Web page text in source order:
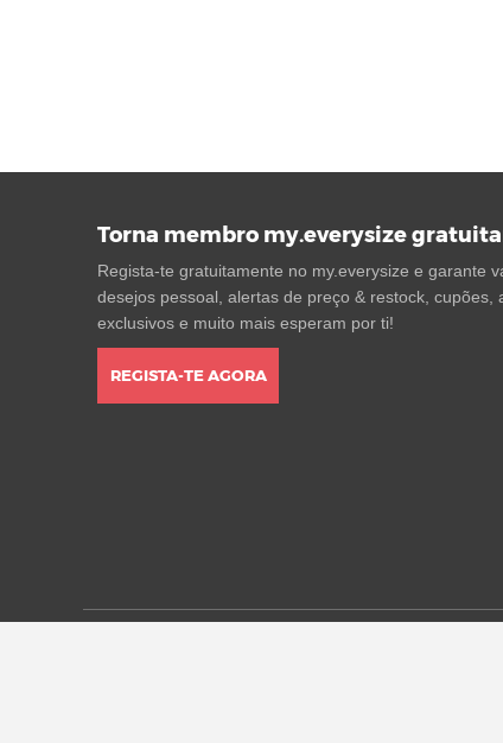
Torna membro my.everysize
Regista-te gratuitamente no my.everysize e garante
desejos pessoal, alertas de preço & restock, cupões,
exclusivos e muito mais esperam por ti!
REGISTA-TE AGORA